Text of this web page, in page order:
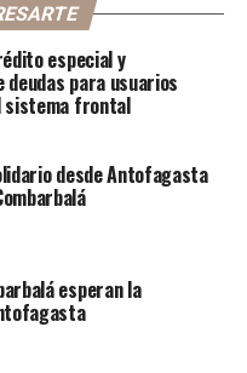
especial y
deudas para usuarios
sistema frontal
desde Antofagasta
esperan la